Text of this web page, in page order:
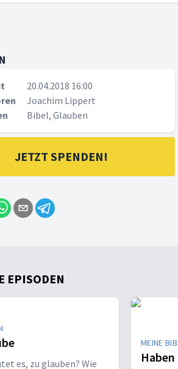
20.04.2018 16:00
Joachim Lippert
Bibel, Glauben
JETZT SPENDEN!
EPISODEN
es, zu glauben? Wie
MEINE